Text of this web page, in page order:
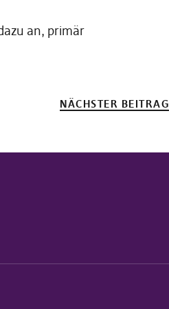
an, primär
NÄCHSTER BEITRAG